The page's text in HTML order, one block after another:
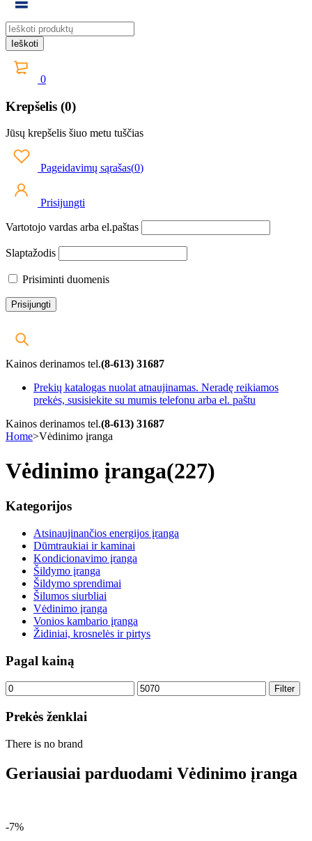
0
Krepšelis (0)
Jūsų krepšelis šiuo metu tuščias
Pageidavimų sąrašas(0)
Prisijungti
Vartotojo vardas arba el.paštas
Slaptažodis
Prisiminti duomenis
Kainos derinamos tel.(8-613) 31687
Prekių katalogas nuolat atnaujinamas. Neradę reikiamos
prekės, susisiekite su mumis telefonu arba el. paštu
Kainos derinamos tel.(8-613) 31687
Home>Vėdinimo įranga
Vėdinimo įranga(227)
Kategorijos
Atsinaujinančios energijos įranga
Dūmtraukiai ir kaminai
Kondicionavimo įranga
Šildymo įranga
Šildymo sprendimai
Šilumos siurbliai
Vėdinimo įranga
Vonios kambario įranga
Židiniai, krosnelės ir pirtys
Pagal kainą
Min
price
Max
price
Filter
Prekės ženklai
There is no brand
Geriausiai parduodami Vėdinimo įranga
-7%